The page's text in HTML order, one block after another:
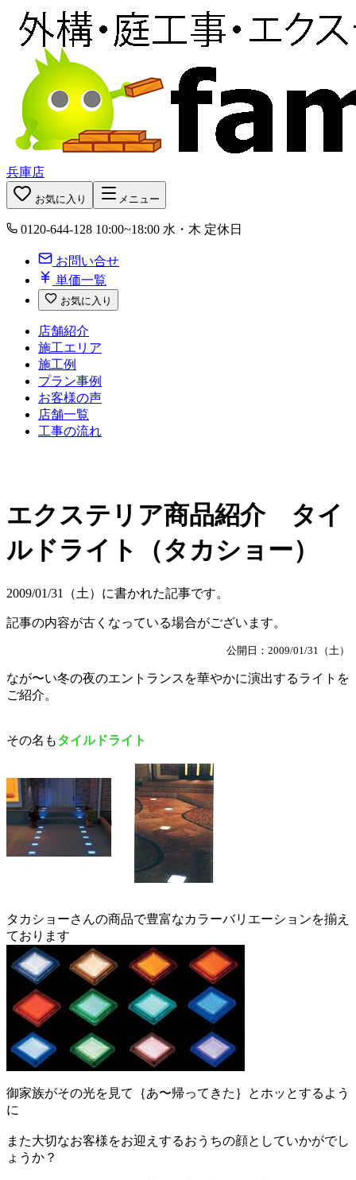
兵庫店
お気に入り メニュー
0120-644-128 10:00~18:00 水・木 定休日
お問い合せ
単価一覧
お気に入り
店舗紹介
施工エリア
施工例
プラン事例
お客様の声
店舗一覧
工事の流れ
エクステリア商品紹介 タイ
ルドライト（タカショー）
2009/01/31（土）に書かれた記事です。
記事の内容が古くなっている場合がございます。
公開日：2009/01/31（土）
なが〜い冬の夜のエントランスを華やかに演出するライトを
ご紹介。
その名もタイルドライト
タカショーさんの商品で豊富なカラーバリエーションを揃え
ております
御家族がその光を見て｛あ〜帰ってきた｝とホッとするよう
に
また大切なお客様をお迎えするおうちの顔としていかがでし
ょうか？